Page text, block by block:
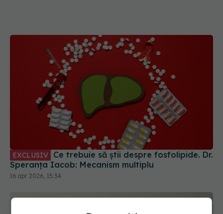
EXCLUSIV Ce trebuie să știi despre fosfolipide. Dr.
Speranța Iacob: Mecanism multiplu